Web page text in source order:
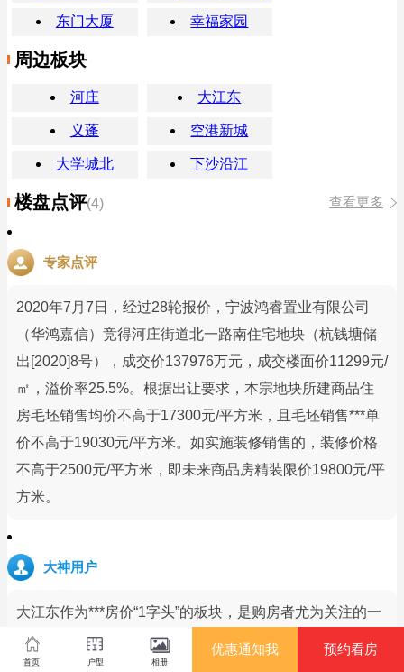
东门大厦 幸福家园
周边板块
河庄 大江东
义蓬 空港新城
大学城北 下沙沿江
楼盘点评(4) 查看更多
专家点评
2020年7月7日，经过28轮报价，宁波鸿睿置业有限公司
（华鸿嘉信）竞得河庄街道北一路南住宅地块（杭钱塘储
出[2020]8号），成交价137976万元，成交楼面价11299元/
㎡，溢价率25.5%。根据出让要求，本宗地块所建商品住
房毛坯销售均价不高于17300元/平方米，且毛坯销售***单
价不高于19030元/平方米。如实施装修销售的，装修价格
不高于2500元/平方米，即未来商品房精装限价19800元/平
方米。
大神用户
大江东作为***房价“1字头”的板块，是购房者尤为关注的一
个。在精装限价2万内的板块中，只有大江东已经地铁通
车，3条地铁，而四期中还将再加一条。作为杭州为数不多
首页 户型 相册
优惠通知我 预约看房